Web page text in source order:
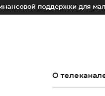
для малых
О